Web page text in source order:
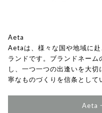
Aeta
Aetaは、様々な国や地域に
ランドです。ブランドネー
し、一つ一つの出逢いを大
寧なものづくりを信条として
Aeta